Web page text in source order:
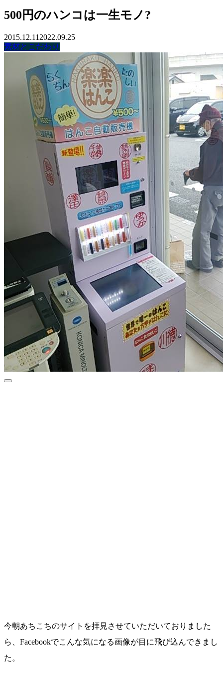
500円のハンコは一生モノ?
2015.12.11 2022.09.25
素材とこだわり
今朝あちこちのサイトを拝見させていただいておりました
ら、Facebookでこんな気になる画像が目に飛び込んできまし
た。